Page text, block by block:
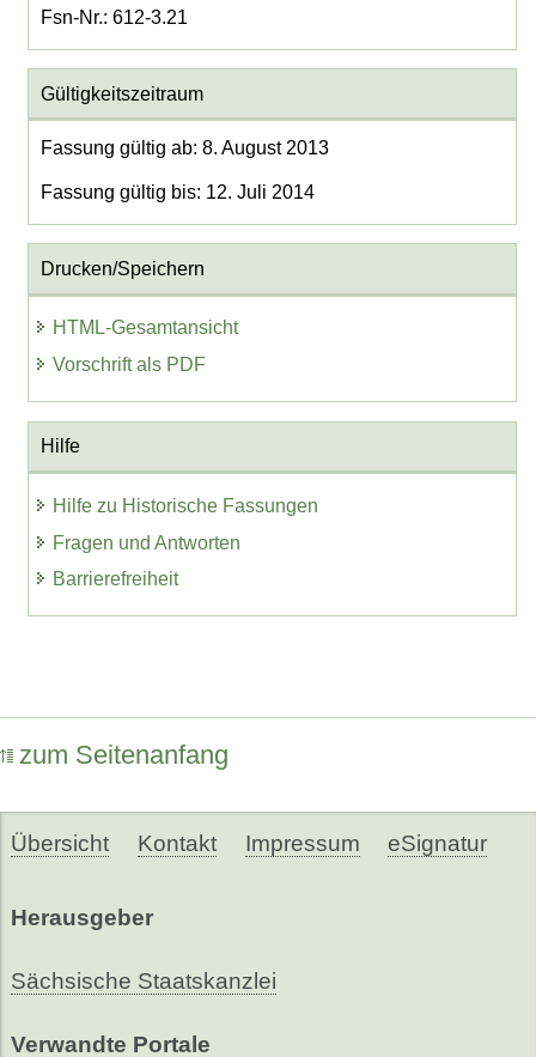
Fsn-Nr.: 612-3.21
Gültigkeitszeitraum
Fassung gültig ab: 8. August 2013
Fassung gültig bis: 12. Juli 2014
Drucken/Speichern
HTML-Gesamtansicht
Vorschrift als PDF
Hilfe
Hilfe zu Historische Fassungen
Fragen und Antworten
Barrierefreiheit
zum Seitenanfang
Übersicht Kontakt Impressum eSignatur
Herausgeber
Sächsische Staatskanzlei
Verwandte Portale